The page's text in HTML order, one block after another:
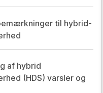
til hybrid-
af hybrid
(HDS) varsler og